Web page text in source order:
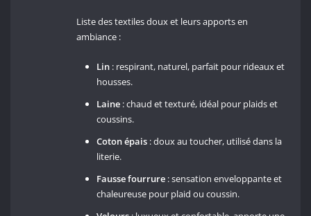
Liste des textiles doux et leurs apports en
ambiance :
Lin : respirant, naturel, parfait pour rideaux et
housses.
Laine : chaud et texturé, idéal pour plaids et
coussins.
Coton épais : doux au toucher, utilisé dans la
literie.
Fausse fourrure : sensation enveloppante et
chaleureuse pour plaid ou coussin.